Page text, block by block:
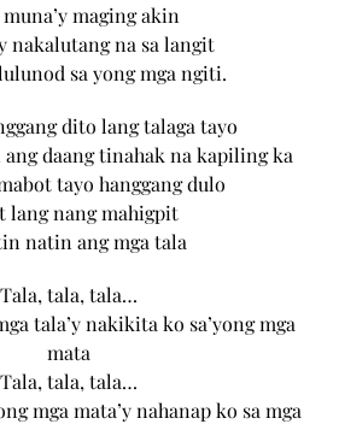
maging akin
nakalutang na sa langit
sa yong mga ngiti.
dito lang talaga tayo
daang tinahak na kapiling ka
tayo hanggang dulo
lang nang mahigpit
natin ang mga tala
Tala, tala, tala…
tala’y nakikita ko sa’yong mga
mata
Tala, tala, tala…
mga mata’y nahanap ko sa mga